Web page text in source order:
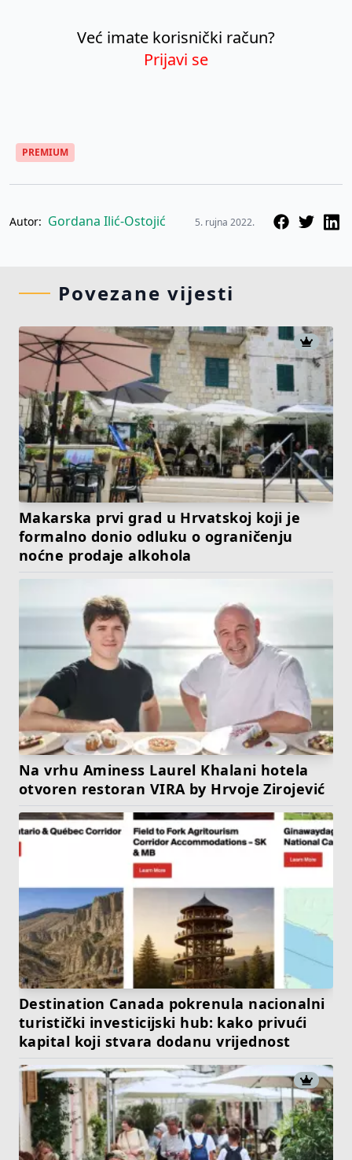
Već imate korisnički račun?
Prijavi se
PREMIUM
Autor: Gordana Ilić-Ostojić 5. rujna 2022.
Povezane vijesti
Makarska prvi grad u Hrvatskoj koji je
formalno donio odluku o ograničenju
noćne prodaje alkohola
Na vrhu Aminess Laurel Khalani hotela
otvoren restoran VIRA by Hrvoje Zirojević
Destination Canada pokrenula nacionalni
turistički investicijski hub: kako privući
kapital koji stvara dodanu vrijednost